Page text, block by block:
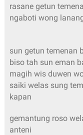
rasane getun
ngaboti wong
sun getun temenan
biso tah sun eman
magih wis duwen
saiki welas sung
kapan
gemantung roso
anteni